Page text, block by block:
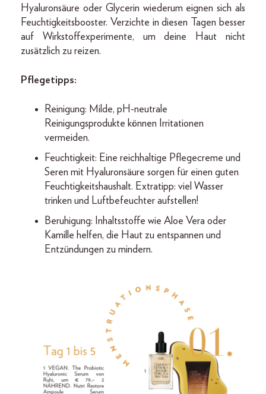
Hyaluronsäure oder Glycerin wiederum eignen sich als
Feuchtigkeitsbooster. Verzichte in diesen Tagen besser
auf Wirkstoffexperimente, um deine Haut nicht
zusätzlich zu reizen.
Pflegetipps:
Reinigung: Milde, pH-neutrale
Reinigungsprodukte können Irritationen
vermeiden.
Feuchtigkeit: Eine reichhaltige Pflegecreme und
Seren mit Hyaluronsäure sorgen für einen guten
Feuchtigkeitshaushalt. Extratipp: viel Wasser
trinken und Luftbefeuchter aufstellen!
Beruhigung: Inhaltsstoffe wie Aloe Vera oder
Kamille helfen, die Haut zu entspannen und
Entzündungen zu mindern.